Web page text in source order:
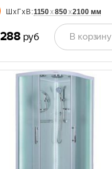
ШхГхВ:1150х850х2100 мм
руб В корзину